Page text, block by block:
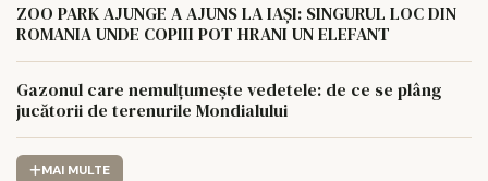
ZOO PARK AJUNGE A AJUNS LA IAȘI: SINGURUL LOC DIN
ROMANIA UNDE COPIII POT HRANI UN ELEFANT
Gazonul care nemulțumește vedetele: de ce se plâng
jucătorii de terenurile Mondialului
MAI MULTE